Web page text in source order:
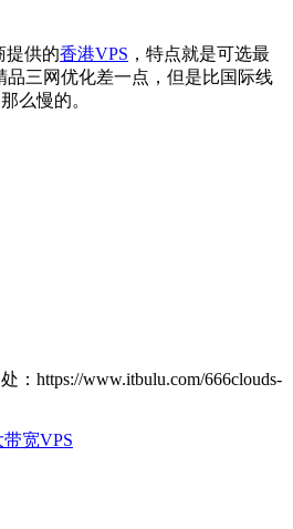
提供的香港VPS ，特点就是可选最
品三网优化差一点，但是比国际线
么慢的。
：https://www.itbulu.com/666clouds-
宽VPS